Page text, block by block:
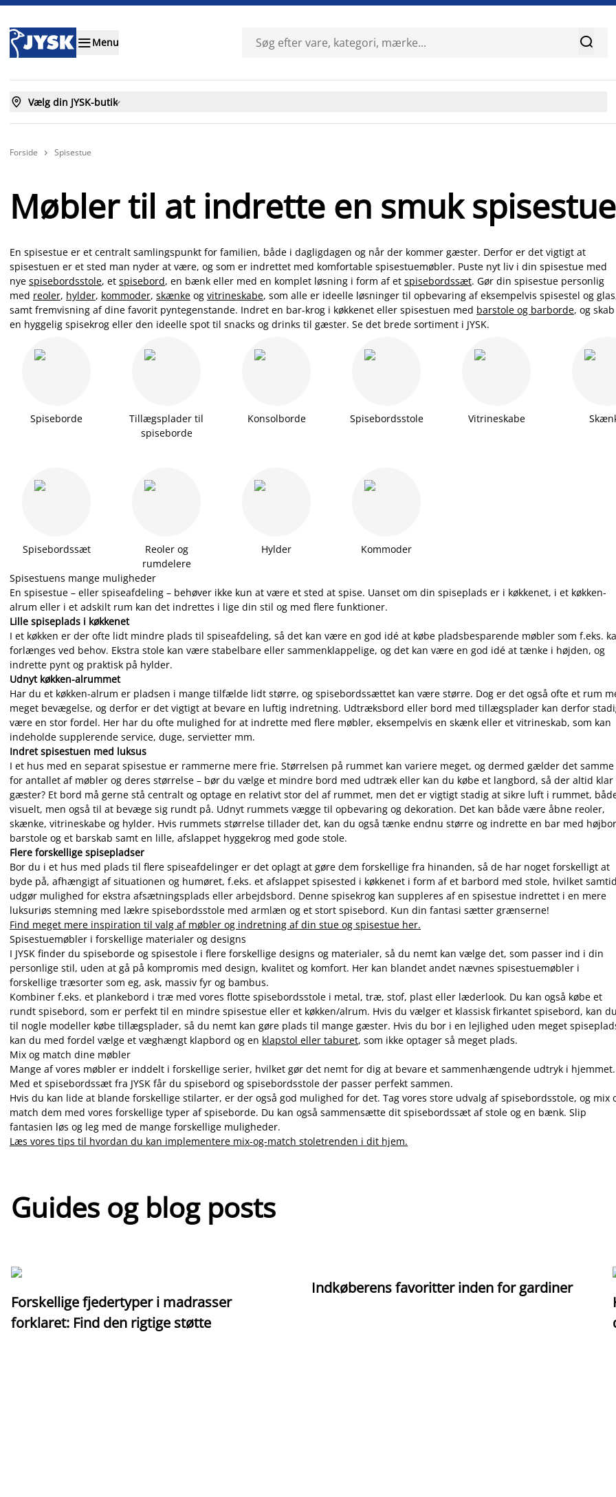
Menu 
 Vælg din JYSK-butik
Forside  Spisestue
Møbler til at indrette en smuk spisestue
En spisestue er et centralt samlingspunkt for familien, både i dagligdagen og når der kommer gæster. Derfor er det vigtigt at
spisestuen er et sted man nyder at være, og som er indrettet med komfortable spisestuemøbler. Puste nyt liv i din spisestue med
nye spisebordsstole, et spisebord, en bænk eller med en komplet løsning i form af et spisebordssæt. Gør din spisestue personlig
med reoler, hylder, kommoder, skænke og vitrineskabe, som alle er ideelle løsninger til opbevaring af eksempelvis spisestel og
samt fremvisning af dine favorit pyntegenstande. Indret en bar-krog i køkkenet eller spisestuen med barstole og barborde, og skab
en hyggelig spisekrog eller den ideelle spot til snacks og drinks til gæster. Se det brede sortiment i JYSK.
Spiseborde
Tillægsplader til
spiseborde
Konsolborde Spisebordsstole Vitrineskabe
Spisebordssæt
Reoler og
rumdelere
Hylder Kommoder
Spisestuens mange muligheder
En spisestue – eller spiseafdeling – behøver ikke kun at være et sted at spise. Uanset om din spiseplads er i køkkenet, i et køkken-
alrum eller i et adskilt rum kan det indrettes i lige din stil og med flere funktioner.
Lille spiseplads i køkkenet
I et køkken er der ofte lidt mindre plads til spiseafdeling, så det kan være en god idé at købe pladsbesparende møbler som f.eks.
forlænges ved behov. Ekstra stole kan være stabelbare eller sammenklappelige, og det kan være en god idé at tænke i højden, og
indrette pynt og praktisk på hylder.
Udnyt køkken-alrummet
Har du et køkken-alrum er pladsen i mange tilfælde lidt større, og spisebordssættet kan være større. Dog er det også ofte et rum
meget bevægelse, og derfor er det vigtigt at bevare en luftig indretning. Udtræksbord eller bord med tillægsplader kan derfor
være en stor fordel. Her har du ofte mulighed for at indrette med flere møbler, eksempelvis en skænk eller et vitrineskab, som kan
indeholde supplerende service, duge, servietter mm.
Indret spisestuen med luksus
I et hus med en separat spisestue er rammerne mere frie. Størrelsen på rummet kan variere meget, og dermed gælder det samme
for antallet af møbler og deres størrelse – bør du vælge et mindre bord med udtræk eller kan du købe et langbord, så der altid klar
gæster? Et bord må gerne stå centralt og optage en relativt stor del af rummet, men det er vigtigt stadig at sikre luft i rummet,
visuelt, men også til at bevæge sig rundt på. Udnyt rummets vægge til opbevaring og dekoration. Det kan både være åbne reoler,
skænke, vitrineskabe og hylder. Hvis rummets størrelse tillader det, kan du også tænke endnu større og indrette en bar med
barstole og et barskab samt en lille, afslappet hyggekrog med gode stole.
Flere forskellige spisepladser
Bor du i et hus med plads til flere spiseafdelinger er det oplagt at gøre dem forskellige fra hinanden, så de har noget forskelligt at
byde på, afhængigt af situationen og humøret, f.eks. et afslappet spisested i køkkenet i form af et barbord med stole, hvilket
udgør mulighed for ekstra afsætningsplads eller arbejdsbord. Denne spisekrog kan suppleres af en spisestue indrettet i en mere
luksuriøs stemning med lækre spisebordsstole med armlæn og et stort spisebord. Kun din fantasi sætter grænserne!
Find meget mere inspiration til valg af møbler og indretning af din stue og spisestue her.
Spisestuemøbler i forskellige materialer og designs
I JYSK finder du spiseborde og spisestole i flere forskellige designs og materialer, så du nemt kan vælge det, som passer ind i din
personlige stil, uden at gå på kompromis med design, kvalitet og komfort. Her kan blandet andet nævnes spisestuemøbler i
forskellige træsorter som eg, ask, massiv fyr og bambus.
Kombiner f.eks. et plankebord i træ med vores flotte spisebordsstole i metal, træ, stof, plast eller læderlook. Du kan også købe et
rundt spisebord, som er perfekt til en mindre spisestue eller et køkken/alrum. Hvis du vælger et klassisk firkantet spisebord, kan du
til nogle modeller købe tillægsplader, så du nemt kan gøre plads til mange gæster. Hvis du bor i en lejlighed uden meget
kan du med fordel vælge et væghængt klapbord og en klapstol eller taburet, som ikke optager så meget plads.
Mix og match dine møbler
Mange af vores møbler er inddelt i forskellige serier, hvilket gør det nemt for dig at bevare et sammenhængende udtryk i hjemmet.
Med et spisebordssæt fra JYSK får du spisebord og spisebordsstole der passer perfekt sammen.
Hvis du kan lide at blande forskellige stilarter, er der også god mulighed for det. Tag vores store udvalg af spisebordsstole, og mix
match dem med vores forskellige typer af spiseborde. Du kan også sammensætte dit spisebordssæt af stole og en bænk. Slip
fantasien løs og leg med de mange forskellige muligheder.
Læs vores tips til hvordan du kan implementere mix-og-match stoletrenden i dit hjem.
Guides og blog posts
Forskellige fjedertyper i madrasser
forklaret: Find den rigtige støtte
Indkøberens favoritter inden for gardiner